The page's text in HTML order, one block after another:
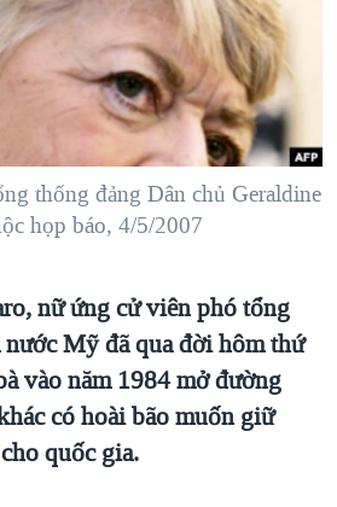
2024
TẠI DẢI GAZA
CON ĐƯỜNG
HẠ 'BÊN THẮNG CUỘC'
AFGHANISTAN
Ở VIỆT NAM
KIM TẠI VIỆT NAM
CHÍNH PHỦ VIỆT NAM
thống đảng Dân chủ Geraldine
họp báo, 4/5/2007
nữ ứng cử viên phó tổng
Mỹ đã qua đời hôm thứ
vào năm 1984 mở đường
có hoài bão muốn giữ
quốc gia.